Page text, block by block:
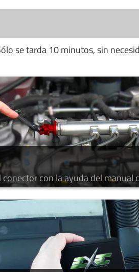
se tarda 10 minutos, sin
conector con la ayuda del manual